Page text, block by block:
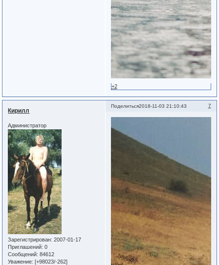
+2
Поделиться 7
2018-11-03 21:10:43
Кирилл
Администратор
Зарегистрирован: 2007-01-17
Приглашений: 0
Сообщений: 84612
Уважение: [+98023/-262]